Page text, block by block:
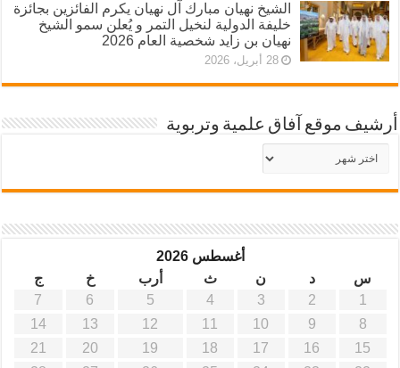
الشيخ نهيان مبارك آل نهيان يكرم الفائزين بجائزة
خليفة الدولية لنخيل التمر و يُعلن سمو الشيخ
نهيان بن زايد شخصية العام 2026
28 أبريل، 2026
أرشيف موقع آفاق علمية وتربوية
أرشيف
موقع
أغسطس 2026
س
د ن ث أرب خ
ج
1
2
3
4
5
6
7
8
9
10
11
12
13
14
15
16
17
18
19
20
21